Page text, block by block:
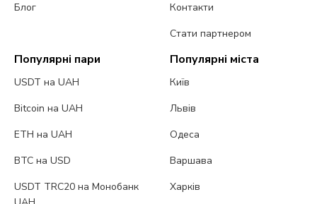
Блог
Контакти
Стати партнером
Популярні пари
USDT на UAH
Bitcoin на UAH
ETH на UAH
BTC на USD
USDT TRC20 на Монобанк
Популярні міста
Київ
Львів
Одеса
Варшава
Харків